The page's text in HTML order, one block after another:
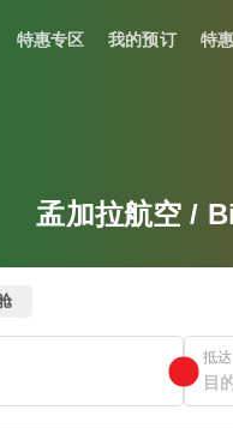
特惠专区 我的预订 特
孟加拉航空 /
抵达